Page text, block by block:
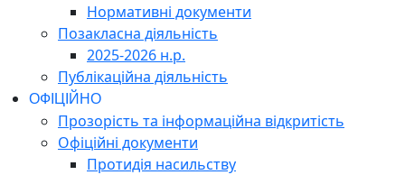
Нормативні документи
Позакласна діяльність
2025-2026 н.р.
Публікаційна діяльність
ОФІЦІЙНО
Прозорість та інформаційна відкритість
Офіційні документи
Протидія насильству